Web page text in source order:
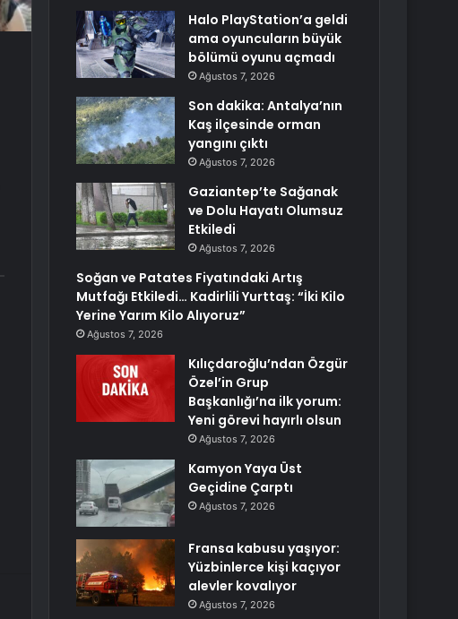
Halo PlayStation’a geldi
ama oyuncuların büyük
bölümü oyunu açmadı
Ağustos 7, 2026
Son dakika: Antalya’nın
Kaş ilçesinde orman
yangını çıktı
Ağustos 7, 2026
Gaziantep’te Sağanak
ve Dolu Hayatı Olumsuz
Etkiledi
Ağustos 7, 2026
Soğan ve Patates Fiyatındaki Artış
Mutfağı Etkiledi… Kadirlili Yurttaş: “İki Kilo
Yerine Yarım Kilo Alıyoruz”
Ağustos 7, 2026
Kılıçdaroğlu’ndan Özgür
Özel’in Grup
Başkanlığı’na ilk yorum:
Yeni görevi hayırlı olsun
Ağustos 7, 2026
Kamyon Yaya Üst
Geçidine Çarptı
Ağustos 7, 2026
Fransa kabusu yaşıyor:
Yüzbinlerce kişi kaçıyor
alevler kovalıyor
Ağustos 7, 2026